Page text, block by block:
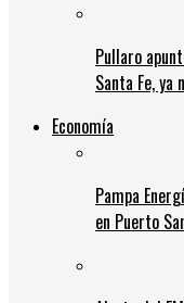
Pullaro
Santa Fe, ya
Economía
Pampa
en Puerto